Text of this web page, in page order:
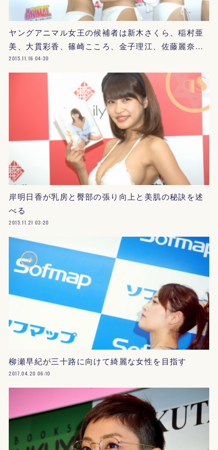
ヤングアニマル女王の候補者は新木さくら、稲村亜
美、大貫彩香、篠崎こころ、金子理江、佐藤麗奈…
2015.11.16 04:30
岸明日香が乳房と臀部の張り向上と美肌の秘訣を述
べる
2015.11.21 03:20
柳瀬早紀が三十路に向けて綺麗な女性を目指す
2017.04.20 06:10